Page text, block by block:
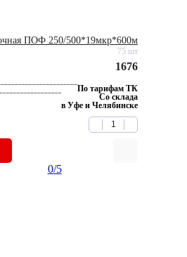
ПОФ 250/500*19мкр*600м
75 шт
1676
По тарифам ТК
Со склада
в Уфе и Челябинске
0/5